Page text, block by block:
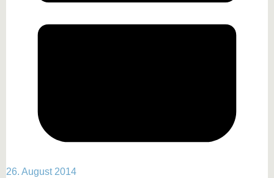
26. August 2014